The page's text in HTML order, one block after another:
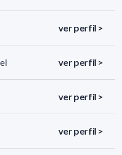
ver perfil >
ver perfil >
ver perfil >
ver perfil >